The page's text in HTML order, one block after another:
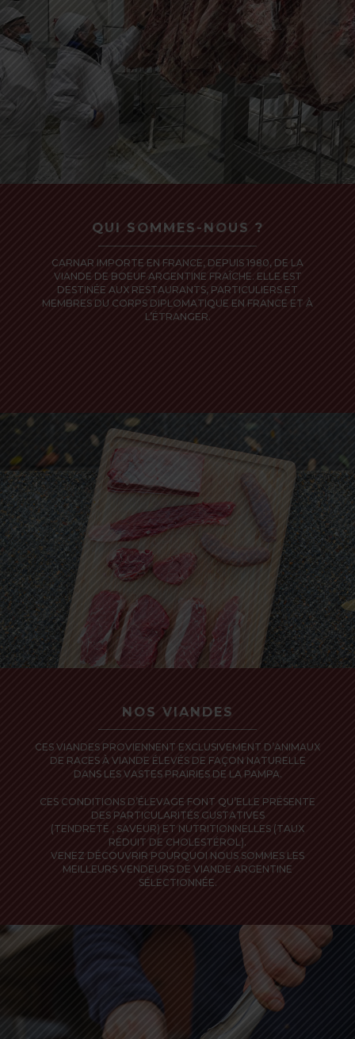
QUI SOMMES-NOUS ?
CARNAR IMPORTE EN FRANCE, DEPUIS 1980, DE LA
VIANDE DE BOEUF ARGENTINE FRAÎCHE. ELLE EST
DESTINÉE AUX RESTAURANTS, PARTICULIERS ET
MEMBRES DU CORPS DIPLOMATIQUE EN FRANCE ET À
L’ÉTRANGER.
NOS VIANDES
CES VIANDES PROVIENNENT EXCLUSIVEMENT D’ANIMAUX
DE RACES À VIANDE ÉLEVÉS DE FAÇON NATURELLE
DANS LES VASTES PRAIRIES DE LA PAMPA.
CES CONDITIONS D’ÉLEVAGE FONT QU’ELLE PRÉSENTE
DES PARTICULARITÉS GUSTATIVES
(TENDRETÉ , SAVEUR) ET NUTRITIONNELLES (TAUX
RÉDUIT DE CHOLESTÉROL).
VENEZ DÉCOUVRIR POURQUOI NOUS SOMMES LES
MEILLEURS VENDEURS DE VIANDE ARGENTINE
SÉLECTIONNÉE.